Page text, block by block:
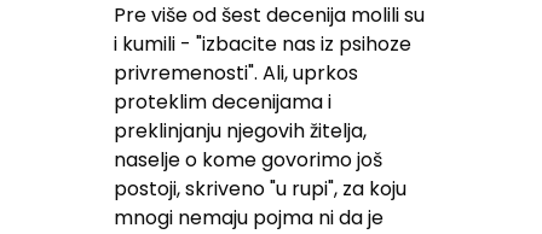
Pre više od šest decenija molili su
i kumili - "izbacite nas iz psihoze
privremenosti". Ali, uprkos
proteklim decenijama i
preklinjanju njegovih žitelja,
naselje o kome govorimo još
postoji, skriveno "u rupi", za koju
mnogi nemaju pojma ni da je